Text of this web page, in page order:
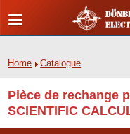
Home Catalogue
Pièce de rechange
SCIENTIFIC